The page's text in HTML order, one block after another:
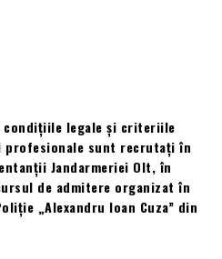
condițiile legale și criteriile
profesionale sunt recrutați în
Jandarmeriei Olt, în
de admitere organizat în
„Alexandru Ioan Cuza” din